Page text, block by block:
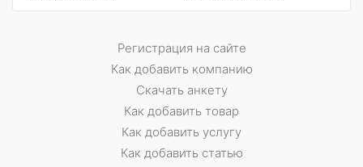
Регистрация на сайте
Как добавить компанию
Скачать анкету
Как добавить товар
Как добавить услугу
Как добавить статью